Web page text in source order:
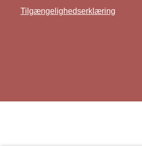
Tilgængelighedserklæring